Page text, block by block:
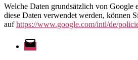
Welche Daten grundsätzlich von Google
diese Daten verwendet werden, können
aufhttps://www.google.com/intl/de/
E-
Mail